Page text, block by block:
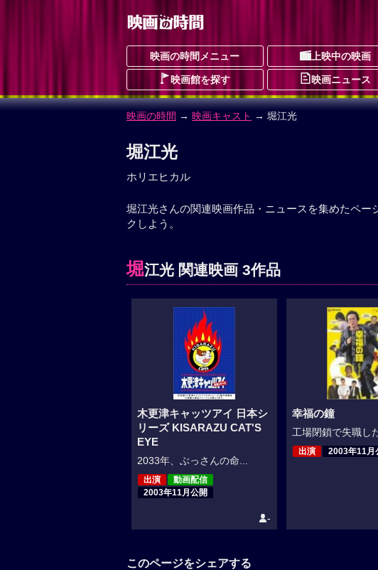
映画の時間メニュー 上映中の映画
映画館を探す 映画ニュース
映画の時間 → 映画キャスト → 堀江光
堀江光
ホリエヒカル
堀江光さんの関連映画作品・ニュースを集めたペー
クしよう。
堀江光 関連映画 3作品
木更津キャッツアイ 日本シ
リーズ KISARAZU CAT'S
EYE
2033年、ぶっさんの命...
出演
動画配信
2003年11月公開
-
幸福の鐘
工場閉鎖で失職し
出演 2003年11月
このページをシェアする